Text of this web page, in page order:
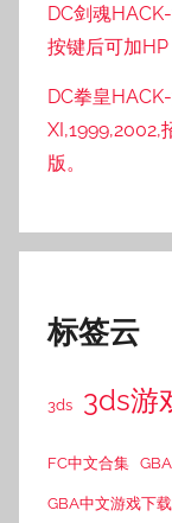
DC剑魂
按键后可加HP
DC拳皇
XI,1999,2002,
版。
标签云
3ds 3ds游
FC中文合集
GBA中文游戏下载